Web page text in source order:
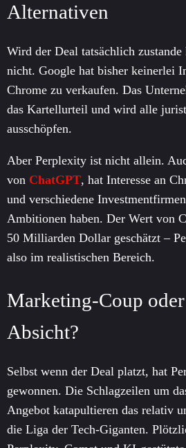
Alternativen
Wird der Deal tatsächlich
nicht. Google hat bisher keinerlei
Chrome zu verkaufen. Das
das Kartellurteil und wird alle
ausschöpfen.
Aber Perplexity ist nicht allein.
von ChatGPT, hat Interesse an
und verschiedene
Ambitionen haben. Der Wert von
50 Milliarden Dollar geschätzt –
also im realistischen Bereich.
Marketing-Coup
Absicht?
Selbst wenn der Deal platzt, hat
gewonnen. Die Schlagzeilen um
Angebot katapultieren das relativ
die Liga der Tech-Giganten.